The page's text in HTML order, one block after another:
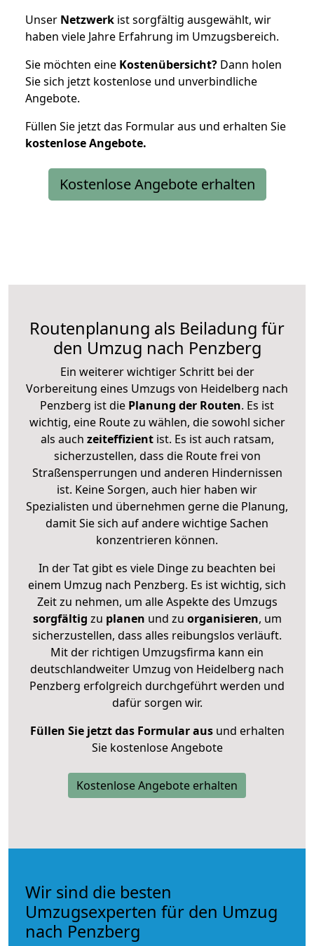
Unser Netzwerk ist sorgfältig ausgewählt, wir
haben viele Jahre Erfahrung im Umzugsbereich.
Sie möchten eine Kostenübersicht? Dann holen
Sie sich jetzt kostenlose und unverbindliche
Angebote.
Füllen Sie jetzt das Formular aus und erhalten Sie
kostenloseAngebote.
Kostenlose Angebote erhalten
Routenplanung als Beiladung für
den Umzug nach Penzberg
Ein weiterer wichtiger Schritt bei der
Vorbereitung eines Umzugs von Heidelberg nach
Penzberg ist die Planung der Routen. Es ist
wichtig, eine Route zu wählen, die sowohl sicher
als auch zeiteffizientist. Es ist auch ratsam,
sicherzustellen, dass die Route frei von
Straßensperrungen und anderen Hindernissen
ist. Keine Sorgen, auch hier haben wir
Spezialisten und übernehmen gerne die Planung,
damit Sie sich auf andere wichtige Sachen
konzentrieren können.
In der Tat gibt es viele Dinge zu beachten bei
einem Umzug nach Penzberg. Es ist wichtig, sich
Zeit zu nehmen, um alle Aspekte des Umzugs
sorgfältig zu planen und zu organisieren, um
sicherzustellen, dass alles reibungslos verläuft.
Mit der richtigen Umzugsfirma kann ein
deutschlandweiter Umzug von Heidelberg nach
Penzberg erfolgreich durchgeführt werden und
dafür sorgen wir.
Füllen Sie jetzt das Formular ausund erhalten
Sie kostenlose Angebote
Kostenlose Angebote erhalten
Wir sind die besten
Umzugsexperten für den Umzug
nach Penzberg